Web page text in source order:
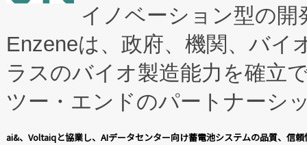
イノベーション型の
Enzeneは、政府、機関、バイ
ラスのバイオ製造能力を確立
ツー・エンドのパートナーシ
表しました。 同社の実績ある
ai&、Voltaiqと協業し、AIデータセンター向け蓄電池システムの品質、信